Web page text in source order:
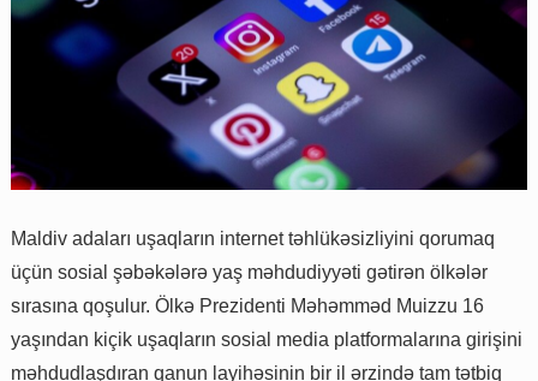
Maldiv adaları uşaqların internet təhlükəsizliyini qorumaq
üçün sosial şəbəkələrə yaş məhdudiyyəti gətirən ölkələr
sırasına qoşulur. Ölkə Prezidenti Məhəmməd Muizzu 16
yaşından kiçik uşaqların sosial media platformalarına girişini
məhdudlaşdıran qanun layihəsinin bir il ərzində tam tətbiq